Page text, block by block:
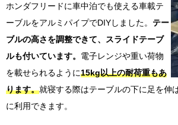
ホンダフリードに車中泊でも使える車載テ
ーブルをアルミパイプでDIYしました。 テー
ブルの高さを調整できて、スライドテーブ
ルも付いています。 電子レンジや重い荷物
を載せられるように15kg以上の耐荷重もあ
ります。就寝する際はテーブルの下に足を伸
に利用できます。